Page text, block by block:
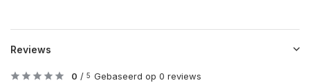
Reviews
0 / 5 Gebaseerd op 0 reviews